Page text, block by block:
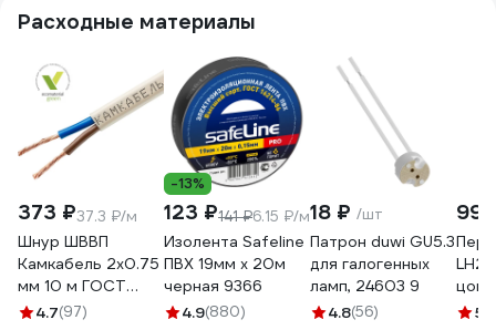
Расходные материалы
373 ₽37.3 ₽/м
Шнур ШВВП
Камкабель 2x0.75
мм 10 м ГОСТ
231ЯA20C0000Ъ600010М
4.7(97)
-13%
123 ₽141 ₽6.15 ₽/м
Изолента Safeline
ПВХ 19мм х 20м
черная 9366
4.9(880)
18 ₽ /шт
Патрон duwi GU5.3
для галогенных
ламп, 24603 9
4.8(56)
99
5